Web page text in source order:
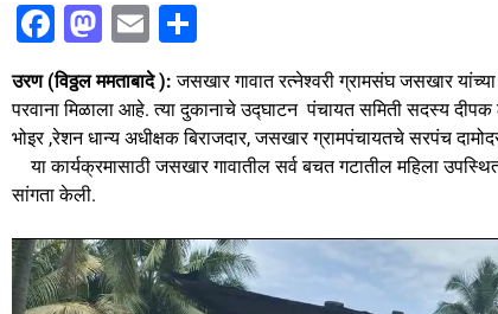
F
a
c
e
b
o
o
k
M
st
o
d
n
E
m
ai
l
ar
e
उरण (विठ्ठल ममताबादे ): जसखार गावात रत्नेश्वरी ग्रामसंघ जसखार
परवाना मिळाला आहे. त्या दुकानाचे उद्घाटन पंचायत समिती सदस्य
भोइर ,रेशन धान्य अधीक्षक बिराजदार, जसखार ग्रामपंचायतचे सरपंच
या कार्यक्रमासाठी जसखार गावातील सर्व बचत गटातील महिला
सांगता केली.